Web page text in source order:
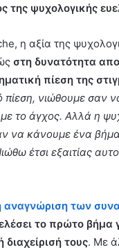
της ψυχολογικής
η αξία της
στη δυνατότητα
πίεση της
πίεση, νιώθουμε σαν
το άγχος. Αλλά η
να κάνουμε ένα
έτσι εξαιτίας
αναγνώριση των
το πρώτο βήμα
τους. Με